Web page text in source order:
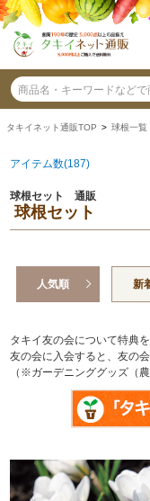
タキイネット通販TOP > 球根一覧
アイテム数(187)
球根セット 通販
球根セット
人気順 新
タキイ友の会について特典
友の会に入会すると、友の
（※ガーデニンググッズ（